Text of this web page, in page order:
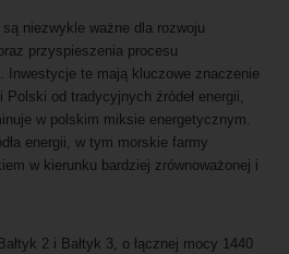
niezwykle ważne dla rozwoju
przyspieszenia procesu
Inwestycje te mają kluczowe znaczenie
od tradycyjnych źródeł energii,
w polskim miksie energetycznym.
energii, w tym morskie farmy
w kierunku bardziej zrównoważonej i
2 i Bałtyk 3, o łącznej mocy 1440